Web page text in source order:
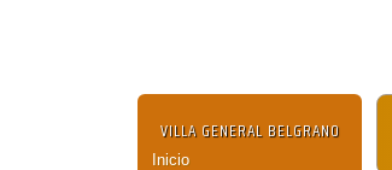
VILLA GENERAL BELGRANO
Inicio